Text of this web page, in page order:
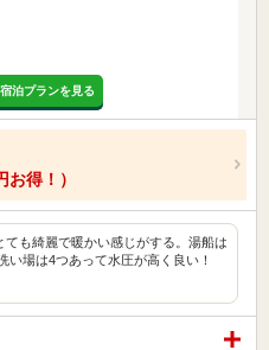
泊プランを見る
得！）
も綺麗で暖かい感じがする。湯船は
い場は4つあって水圧が高く良い！